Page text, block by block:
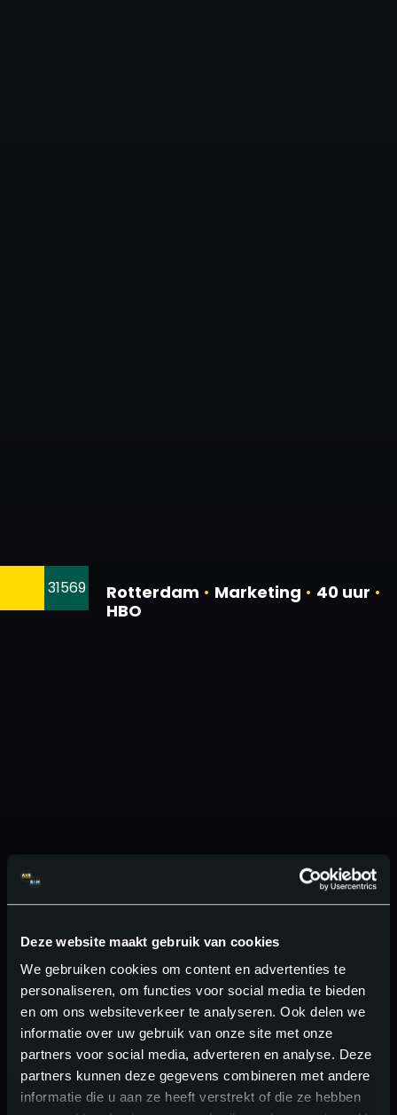
Deze website maakt gebruik van cookies
We gebruiken cookies om content en advertenties te
personaliseren, om functies voor social media te bieden
en om ons websiteverkeer te analyseren. Ook delen we
informatie over uw gebruik van onze site met onze
partners voor social media, adverteren en analyse. Deze
partners kunnen deze gegevens combineren met andere
informatie die u aan ze heeft verstrekt of die ze hebben
Rotterdam • Marketing • 40 uur •
HBO
31569